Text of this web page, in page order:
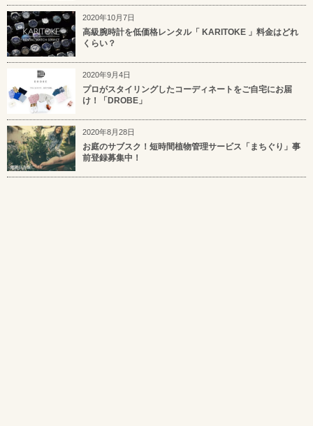
2020年10月7日
高級腕時計を低価格レンタル「 KARITOKE 」料金はどれ
くらい？
2020年9月4日
プロがスタイリングしたコーディネートをご自宅にお届
け！「DROBE」
2020年8月28日
お庭のサブスク！短時間植物管理サービス「まちぐり」事
前登録募集中！